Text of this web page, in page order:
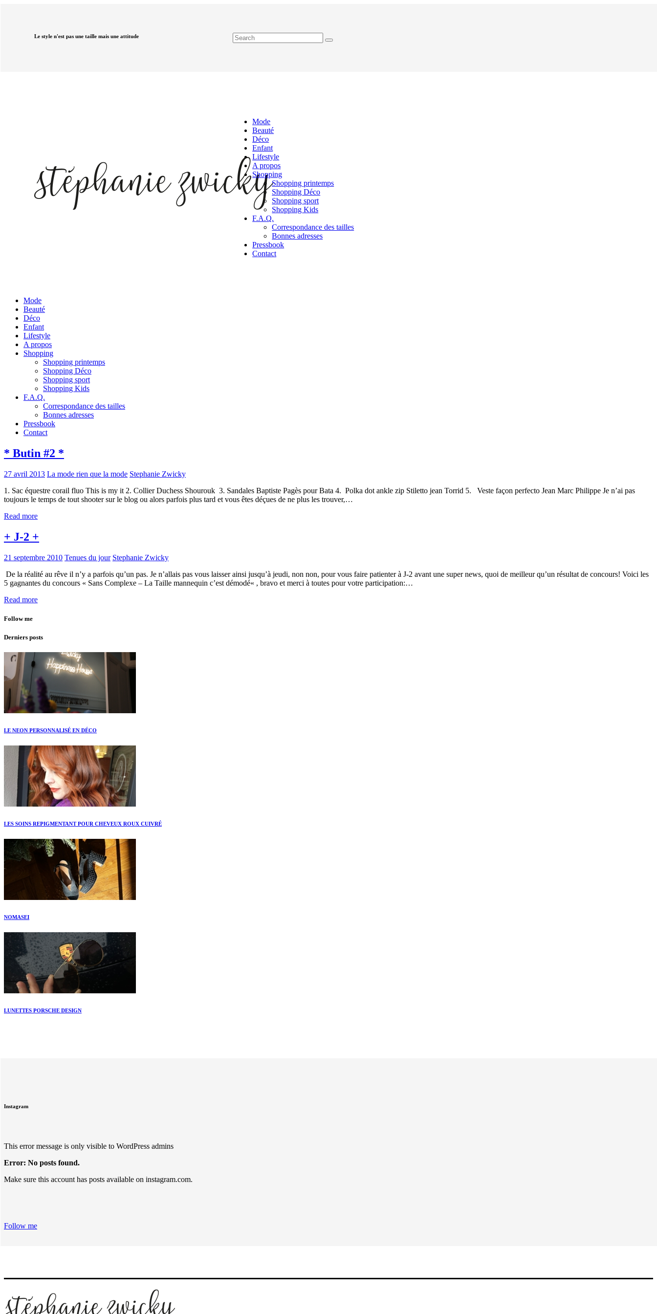
Le style n'est pas une taille mais une attitude
Mode
Beauté
Déco
Enfant
Lifestyle
A propos
Shopping
Shopping printemps
Shopping Déco
Shopping sport
Shopping Kids
F.A.Q.
Correspondance des tailles
Bonnes adresses
Pressbook
Contact
Mode
Beauté
Déco
Enfant
Lifestyle
A propos
Shopping
Shopping printemps
Shopping Déco
Shopping sport
Shopping Kids
F.A.Q.
Correspondance des tailles
Bonnes adresses
Pressbook
Contact
* Butin #2 *
27 avril 2013 La mode rien que la mode Stephanie Zwicky
1. Sac équestre corail fluo This is my it 2. Collier Duchess Shourouk 3. Sandales Baptiste Pagès pour Bata 4. Polka dot ankle zip Stiletto jean Torrid 5. Veste façon perfecto Jean Marc Philippe Je n’ai pas
toujours le temps de tout shooter sur le blog ou alors parfois plus tard et vous êtes déçues de ne plus les trouver,…
Read more
+ J-2 +
21 septembre 2010 Tenues du jour Stephanie Zwicky
De la réalité au rêve il n’y a parfois qu’un pas. Je n’allais pas vous laisser ainsi jusqu’à jeudi, non non, pour vous faire patienter à J-2 avant une super news, quoi de meilleur qu’un résultat de concours! Voici les
5 gagnantes du concours « Sans Complexe – La Taille mannequin c’est démodé« , bravo et merci à toutes pour votre participation:…
Read more
Follow me
Derniers posts
LE NEON PERSONNALISÉ EN DÉCO
LES SOINS REPIGMENTANT POUR CHEVEUX ROUX CUIVRÉ
NOMASEI
LUNETTES PORSCHE DESIGN
Instagram
This error message is only visible to WordPress admins
Error: No posts found.
Make sure this account has posts available on instagram.com.
Follow me